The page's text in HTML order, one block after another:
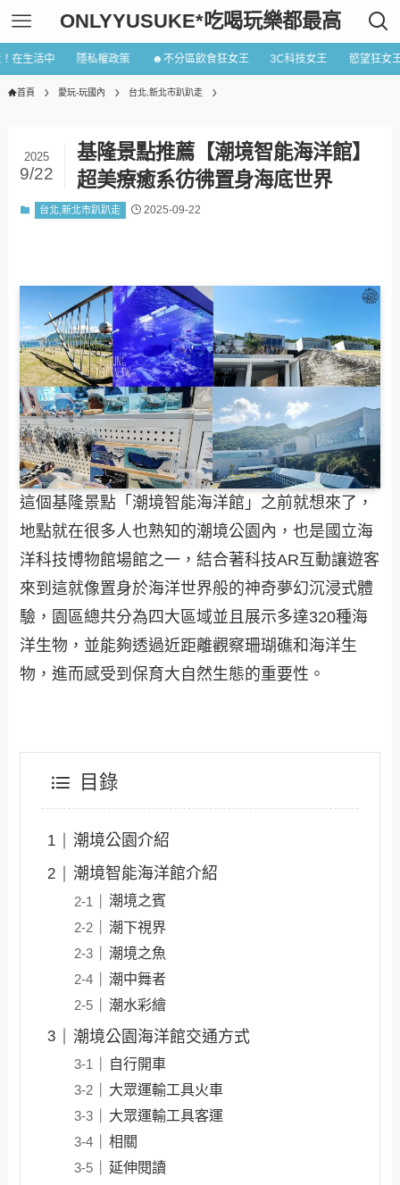
ONLYYUSUKE*吃喝玩樂都最高
在生活中 隱私權政策 ☻不分區飲食狂女王 3C科技女王 慾望狂女
首頁 愛玩-玩國內 台北,新北市趴趴走
基隆景點推薦【潮境智能海洋館】
超美療癒系彷彿置身海底世界
2025
9/22
台北,新北市趴趴走 2025-09-22
這個基隆景點「潮境智能海洋館」之前就想來了，
地點就在很多人也熟知的潮境公園內，也是國立海
洋科技博物館場館之一，結合著科技AR互動讓遊客
來到這就像置身於海洋世界般的神奇夢幻沉浸式體
驗，園區總共分為四大區域並且展示多達320種海
洋生物，並能夠透過近距離觀察珊瑚礁和海洋生
物，進而感受到保育大自然生態的重要性。
目錄
潮境公園介紹
潮境智能海洋館介紹
潮境之賓
潮下視界
潮境之魚
潮中舞者
潮水彩繪
潮境公園海洋館交通方式
自行開車
大眾運輸工具火車
大眾運輸工具客運
相關
延伸閱讀